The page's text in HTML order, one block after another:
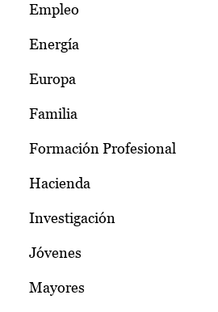
Empleo
Energía
Europa
Familia
Formación Profesional
Hacienda
Investigación
Jóvenes
Mayores